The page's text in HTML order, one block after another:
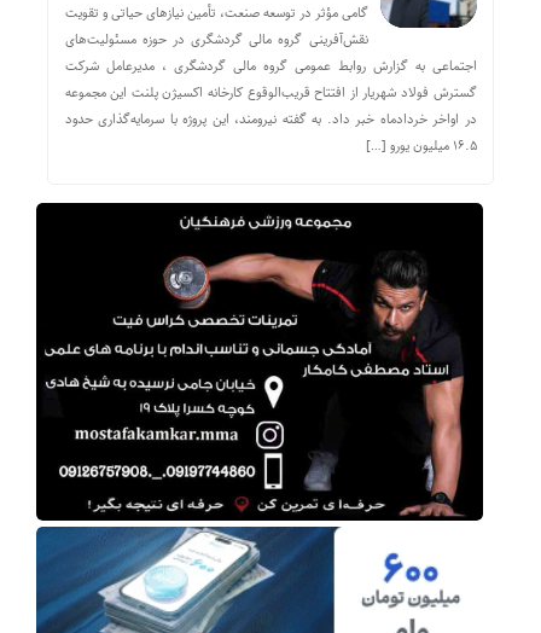
گامی مؤثر در توسعه صنعت، تأمین نیازهای حیاتی و تقویت
نقش‌آفرینی گروه مالی گردشگری در حوزه مسئولیت‌های
اجتماعی به گزارش روابط عمومی گروه مالی گردشگری ، مدیرعامل شرکت
گسترش فولاد شهریار از افتتاح قریب‌الوقوع کارخانه اکسیژن پلنت این مجموعه
در اواخر خردادماه خبر داد. به گفته نیرومند، این پروژه با سرمایه‌گذاری حدود
۱۶.۵ میلیون یورو […]